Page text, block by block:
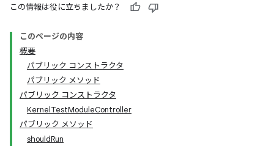
この情報は役に立ちましたか？
このページの内容
概要
パブリック コンストラクタ
パブリック メソッド
パブリック コンストラクタ
KernelTestModuleController
パブリック メソッド
shouldRun